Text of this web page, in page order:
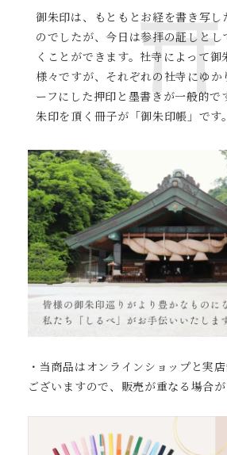
御朱印は、もともとお経を書き写し
のでしたが、今日は参拝の証しとし
くことができます。社寺によって御
様々ですが、それぞれの社寺に ゆか
ーフにした押印と墨書きが一般的で
朱印を頂く冊子が「御朱印帳」です。
・当商品はオンラインショップと実
ございますので、販売が重なる場合が